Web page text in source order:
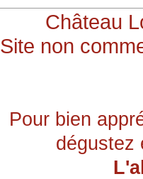
Château
Site non
Pour bien
dégustez